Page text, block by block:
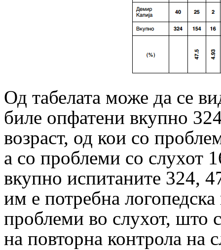
Од табелата може да се
биле опфатени вкупно
возраст, од кои со
а со проблеми со слухот
вкупно испитаните 324,
им е потребна
проблеми во слухот, што
на повторна контрола на